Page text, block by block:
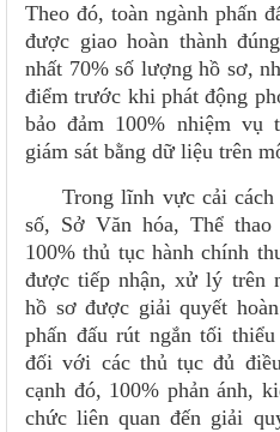
Theo đó, toàn ngành phấn
được giao hoàn thành
nhất 70% số lượng hồ sơ,
điểm trước khi phát động
bảo đảm 100% nhiệm vụ
giám sát bằng dữ liệu trên
Trong lĩnh vực cải cách
số, Sở Văn hóa, Thể
100% thủ tục hành chính
được tiếp nhận, xử lý trên
hồ sơ được giải quyết
phấn đấu rút ngắn tối
đối với các thủ tục đủ
cạnh đó, 100% phản ánh,
chức liên quan đến giải